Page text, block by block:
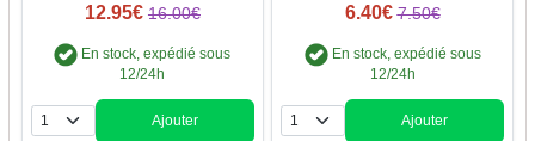
12.95€ 16.00€
En stock, expédié sous
12/24h
Quantité
Ajouter
6.40€ 7.50€
En stock, expédié sous
12/24h
Quantité
Ajouter